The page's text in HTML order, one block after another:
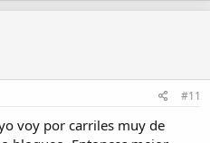
#11
voy por carriles muy de